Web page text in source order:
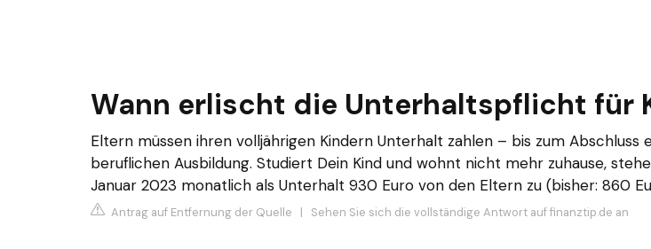
Wann erlischt die Unterhaltspflicht für
Eltern müssen ihren volljährigen Kindern Unterhalt zahlen – bis zum Abschluss
beruflichen Ausbildung. Studiert Dein Kind und wohnt nicht mehr zuhause,
Januar 2023 monatlich als Unterhalt 930 Euro von den Eltern zu (bisher: 860
Antrag auf Entfernung der Quelle | Sehen Sie sich die vollständige Antwort auf finanztip.de an